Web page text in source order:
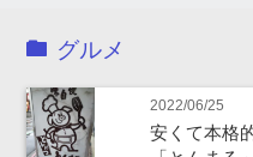
グルメ
2022/06/25
安くて本格